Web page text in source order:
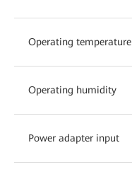
Operating temperature
Operating humidity
Power adapter input